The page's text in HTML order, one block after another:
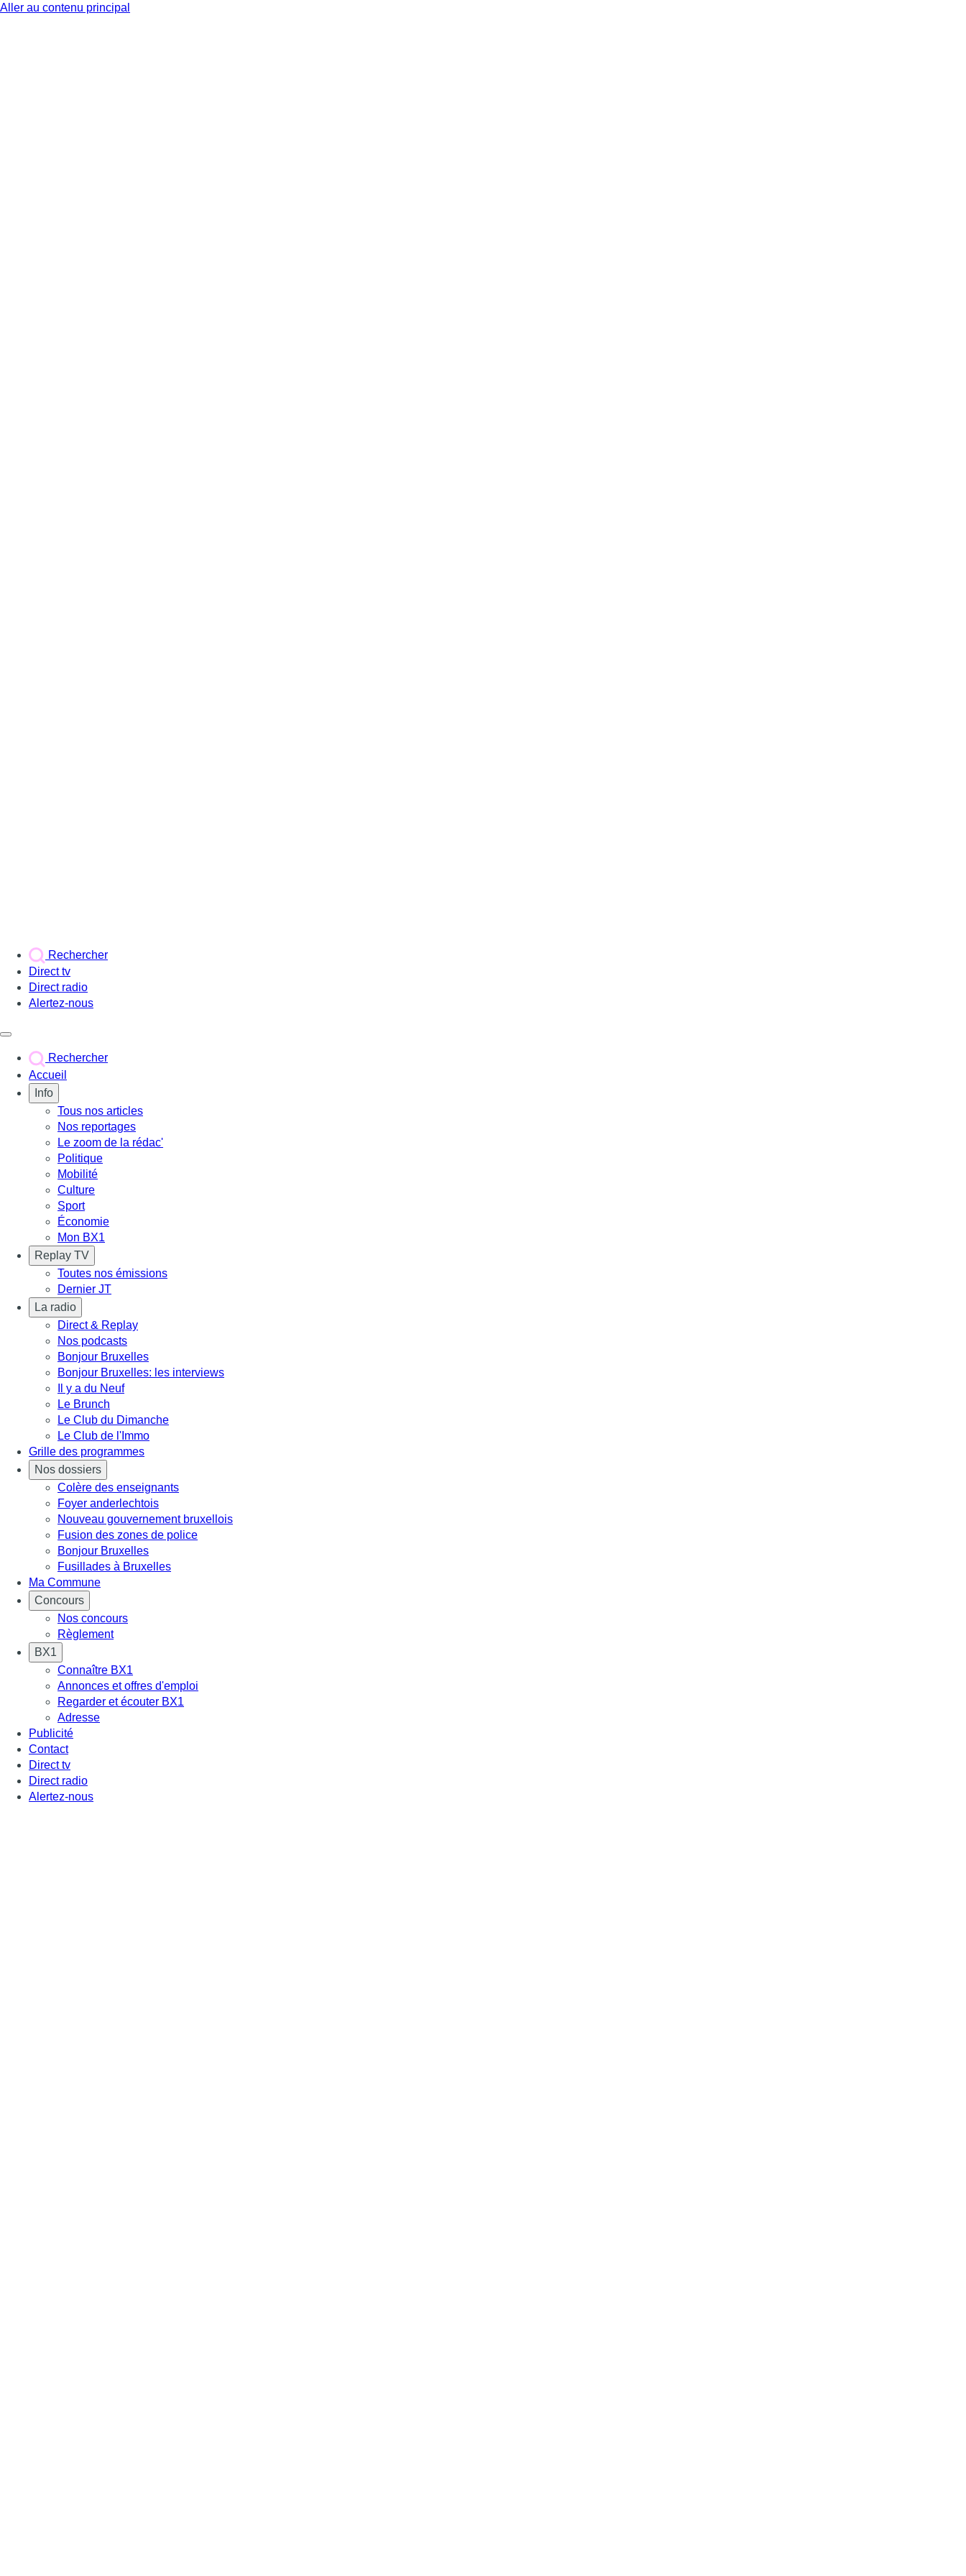
Aller au contenu principal
Rechercher
Direct tv
Direct radio
Alertez-nous
Rechercher
Accueil
Info
Tous nos articles
Nos reportages
Le zoom de la rédac'
Politique
Mobilité
Culture
Sport
Économie
Mon BX1
Replay TV
Toutes nos émissions
Dernier JT
La radio
Direct & Replay
Nos podcasts
Bonjour Bruxelles
Bonjour Bruxelles: les interviews
Il y a du Neuf
Le Brunch
Le Club du Dimanche
Le Club de l'Immo
Grille des programmes
Nos dossiers
Colère des enseignants
Foyer anderlechtois
Nouveau gouvernement bruxellois
Fusion des zones de police
Bonjour Bruxelles
Fusillades à Bruxelles
Ma Commune
Concours
Nos concours
Règlement
BX1
Connaître BX1
Annonces et offres d'emploi
Regarder et écouter BX1
Adresse
Publicité
Contact
Direct tv
Direct radio
Alertez-nous